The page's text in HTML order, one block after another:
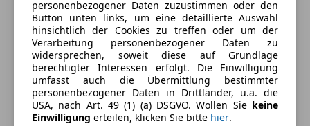
Ausstattung
Komfort
3-Zonen-Klimaautomatik
360° Kamera
Mehr anzeigen
Farbe und Innenausstattung
personenbezogener Daten zuzustimmen oder den
Button unten links, um eine detaillierte Auswahl
hinsichtlich der Cookies zu treffen oder um der
Verarbeitung personenbezogener Daten zu
widersprechen, soweit diese auf Grundlage
berechtigter Interessen erfolgt. Die Einwilligung
umfasst auch die Übermittlung bestimmter
personenbezogener Daten in Drittländer, u.a. die
USA, nach Art. 49 (1) (a) DSGVO. Wollen Sie keine
Einwilligung erteilen, klicken Sie bitte hier.